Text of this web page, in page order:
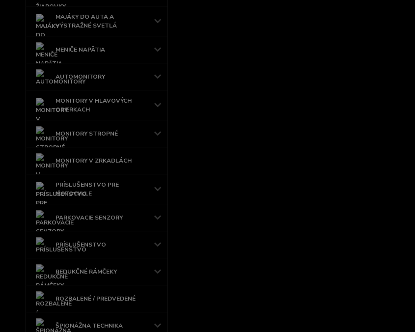
MAJÁKY DO AUTA A
VÝSTRAŽNÉ SVETLÁ
MENIČE NAPÄTIA
AUTOMONITORY
MONITORY V HLAVOVÝCH
OPIERKACH
MONITORY STROPNÉ
MONITORY V ZRKADLÁCH
PRÍSLUŠENSTVO PRE
MOTOCYKLE
PARKOVACIE SENZORY
PRÍSLUŠENSTVO
REDUKČNÉ RÁMČEKY
ROZBALENÉ / PREDVEDENÉ
ŠPIONÁŽNA TECHNIKA